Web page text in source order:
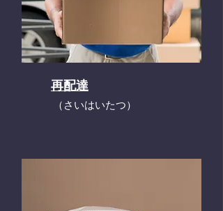
再配達
​（さいはいたつ）